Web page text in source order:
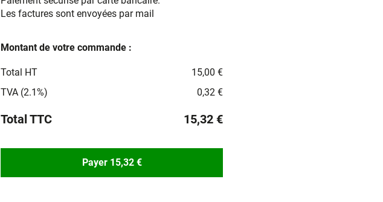
Les factures sont envoyées par mail
Montant de votre commande :
Total HT
15,00 €
TVA (2.1%)
0,32 €
Total TTC 15,32 €
Payer 15,32 €